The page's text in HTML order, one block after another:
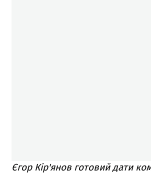
Єгор Кір'янов готовий дати